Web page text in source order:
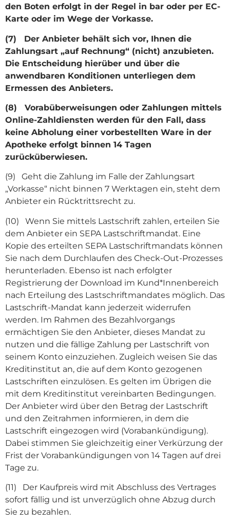
den Boten erfolgt in der Regel in bar oder per EC-
Karte oder im Wege der Vorkasse.
(7) Der Anbieter behält sich vor, Ihnen die
Zahlungsart „auf Rechnung“ (nicht) anzubieten.
Die Entscheidung hierüber und über die
anwendbaren Konditionen unterliegen dem
Ermessen des Anbieters.
(8) Vorabüberweisungen oder Zahlungen mittels
Online-Zahldiensten werden für den Fall, dass
keine Abholung einer vorbestellten Ware in der
Apotheke erfolgt binnen 14 Tagen
zurücküberwiesen.
(9) Geht die Zahlung im Falle der Zahlungsart
„Vorkasse“ nicht binnen 7 Werktagen ein, steht dem
Anbieter ein Rücktrittsrecht zu.
(10) Wenn Sie mittels Lastschrift zahlen, erteilen Sie
dem Anbieter ein SEPA Lastschriftmandat. Eine
Kopie des erteilten SEPA Lastschriftmandats können
Sie nach dem Durchlaufen des Check-Out-Prozesses
herunterladen. Ebenso ist nach erfolgter
Registrierung der Download im Kund*Innenbereich
nach Erteilung des Lastschriftmandates möglich. Das
Lastschrift-Mandat kann jederzeit widerrufen
werden. Im Rahmen des Bezahlvorgangs
ermächtigen Sie den Anbieter, dieses Mandat zu
nutzen und die fällige Zahlung per Lastschrift von
seinem Konto einzuziehen. Zugleich weisen Sie das
Kreditinstitut an, die auf dem Konto gezogenen
Lastschriften einzulösen. Es gelten im Übrigen die
mit dem Kreditinstitut vereinbarten Bedingungen.
Der Anbieter wird über den Betrag der Lastschrift
und den Zeitrahmen informieren, in dem die
Lastschrift eingezogen wird (Vorabankündigung).
Dabei stimmen Sie gleichzeitig einer Verkürzung der
Frist der Vorabankündigungen von 14 Tagen auf drei
Tage zu.
(11) Der Kaufpreis wird mit Abschluss des Vertrages
sofort fällig und ist unverzüglich ohne Abzug durch
Sie zu bezahlen.